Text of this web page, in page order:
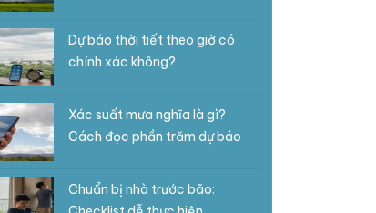
Dự báo thời tiết theo giờ có
chính xác không?
Xác suất mưa nghĩa là gì?
Cách đọc phần trăm dự báo
Chuẩn bị nhà trước bão: